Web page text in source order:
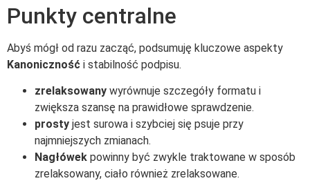
Punkty centralne
Abyś mógł od razu zacząć, podsumuję kluczowe aspekty
Kanoniczność i stabilność podpisu.
zrelaksowany wyrównuje szczegóły formatu i
zwiększa szansę na prawidłowe sprawdzenie.
prosty jest surowa i szybciej się psuje przy
najmniejszych zmianach.
Nagłówek powinny być zwykle traktowane w sposób
zrelaksowany, ciało również zrelaksowane.